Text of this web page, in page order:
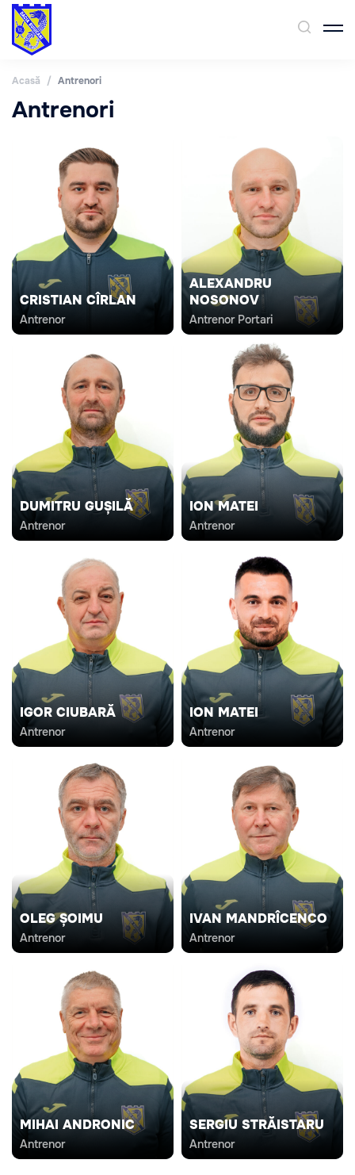
Acasă / Antrenori
Antrenori
CRISTIAN CÎRLAN
Antrenor
ALEXANDRU
NOSONOV
Antrenor Portari
DUMITRU GUȘILĂ
Antrenor
ION MATEI
Antrenor
IGOR CIUBARĂ
Antrenor
ION MATEI
Antrenor
OLEG ȘOIMU
Antrenor
IVAN MANDRÎCENCO
Antrenor
MIHAI ANDRONIC
Antrenor
SERGIU STRĂISTARU
Antrenor